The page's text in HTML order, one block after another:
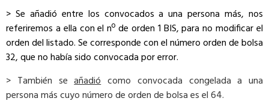
> Se añadió entre los convocados a una persona más, nos
referiremos a ella con el nº de orden 1 BIS, para no modificar el
orden del listado. Se corresponde con el númeroorden de bolsa
32, que no había sido convocada por error.
> También seañadiócomo convocada congelada a una
persona más cuyo número de orden de bolsa es el 64.